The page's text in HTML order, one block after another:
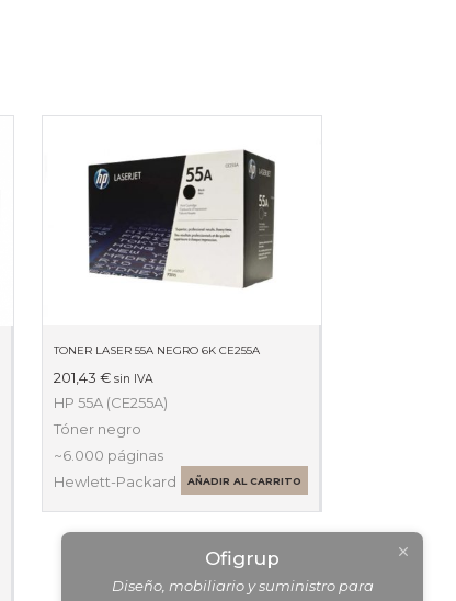
TONER LASER 55A NEGRO 6K CE255A
201,43 € sin IVA
HP 55A (CE255A)
Tóner negro
~6.000 páginas
Hewlett-Packard
AÑADIR AL CARRITO
Ofigrup
Diseño, mobiliario y suministro para